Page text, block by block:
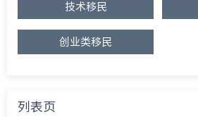
技术移民
创业类移民
列表页